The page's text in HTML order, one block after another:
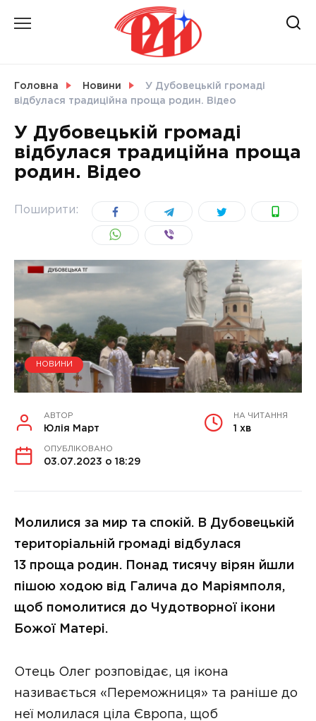
Головна Новини
У Дубовецькій громаді
відбулася традиційна проща родин. Відео
У Дубовецькій громаді
відбулася традиційна проща
родин. Відео
Поширити:
НОВИНИ
АВТОР
Юлія Март
НА ЧИТАННЯ
1 хв
ОПУБЛІКОВАНО
03.07.2023 о 18:29
Молилися за мир та спокій. В Дубовецькій
територіальній громаді відбулася
13 проща родин. Понад тисячу вірян йшли
пішою ходою від Галича до Маріямполя,
щоб помолитися до Чудотворної ікони
Божої Матері.
Отець Олег розповідає, ця ікона
називається «Переможниця» та раніше до
неї молилася ціла Європа, щоб